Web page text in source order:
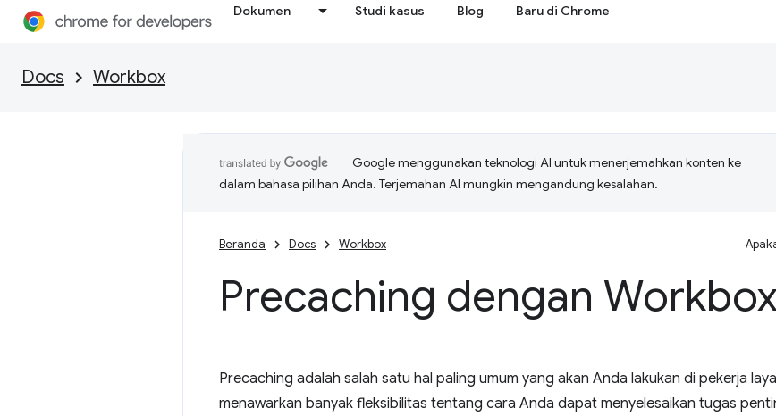
Dokumen Studi kasus Blog Baru di Chrome
Docs Workbox
Google menggunakan teknologi AI untuk menerjemahkan konten ke
dalam bahasa pilihan Anda. Terjemahan AI mungkin mengandung kesalahan.
Beranda Docs Workbox
Precaching dengan
Precaching adalah salah satu hal paling umum yang akan Anda lakukan di pekerja
menawarkan banyak fleksibilitas tentang cara Anda dapat menyelesaikan tugas